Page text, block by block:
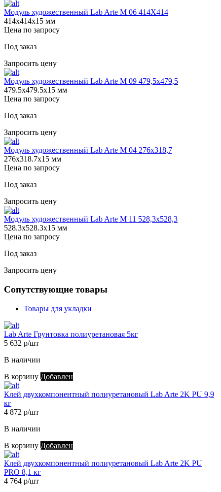
Модуль художественный Lab Arte М 06 414Х414
414х414х15 мм
Цена по запросу
Под заказ
Запросить цену
Модуль художественный Lab Arte М 09 479,5х479,5
479.5х479.5х15 мм
Цена по запросу
Под заказ
Запросить цену
Модуль художественный Lab Arte М 04 276х318,7
276х318.7х15 мм
Цена по запросу
Под заказ
Запросить цену
Модуль художественный Lab Arte М 11 528,3х528,3
528.3х528.3х15 мм
Цена по запросу
Под заказ
Запросить цену
Сопутствующие товары
Товары для укладки
Lab Arte Грунтовка полиуретановая 5кг
5 632 р/шт
В наличии
В корзину Добавлен
Клей двухкомпонентный полиуретановый Lab Arte 2K PU 9,9
кг
4 872 р/шт
В наличии
В корзину Добавлен
Клей двухкомпонентный полиуретановый Lab Arte 2K PU
PRO 8,1 кг
4 764 р/шт